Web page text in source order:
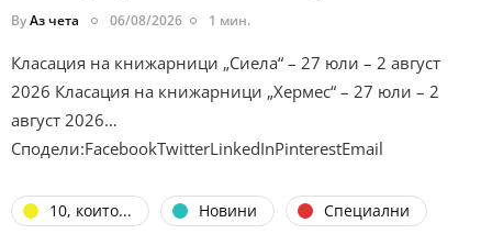
ByАз чета 06/08/2026 1 мин.
Класация на книжарници „Сиела“ – 27 юли – 2 август
2026 Класация на книжарници „Хермес“ – 27 юли – 2
август 2026…
Сподели:FacebookTwitterLinkedInPinterestEmail
10, които... Новини Специални